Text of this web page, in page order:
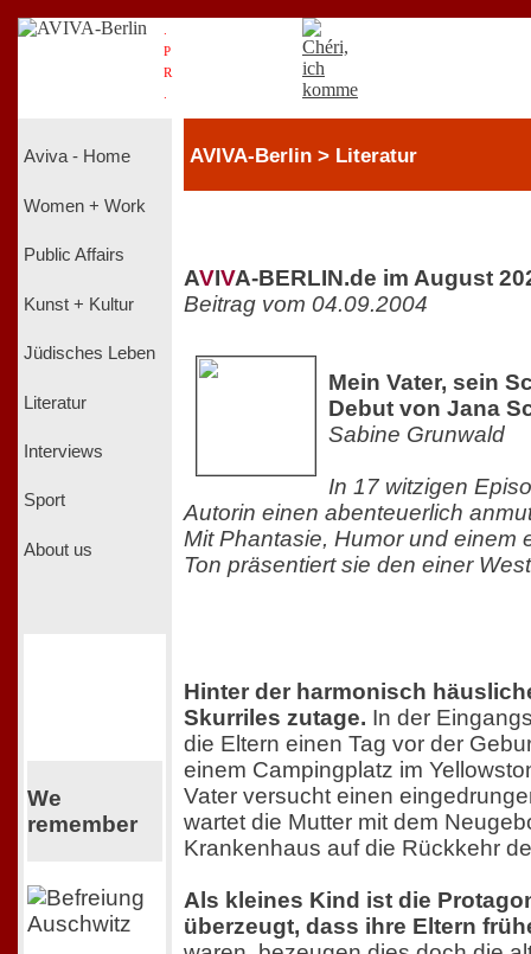
P
R
Aviva - Home
Women + Work
Public Affairs
Kunst + Kultur
Jüdisches Leben
Literatur
Interviews
Sport
About us
We
remember
AVIVA-Berlin > Literatur
AVIVA-BERLIN.de im August
Beitrag vom 04.09.2004
Mein Vater, sein
Debut von Jana
Sabine Grunwald
In 17 witzigen
Autorin einen abenteuerlich
Mit Phantasie, Humor und einem
Ton präsentiert sie den einer
Hinter der harmonisch
Skurriles zutage. In der
die Eltern einen Tag vor der
einem Campingplatz im
Vater versucht einen
wartet die Mutter mit dem
Krankenhaus auf die Rückkehr
Als kleines Kind ist die
überzeugt, dass ihre Eltern